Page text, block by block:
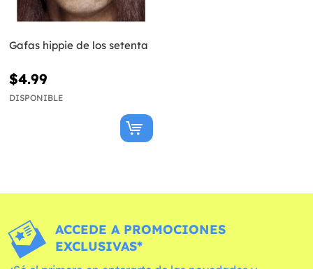
Gafas hippie de los setenta
$4.99
DISPONIBLE
ACCEDE A PROMOCIONES
EXCLUSIVAS*